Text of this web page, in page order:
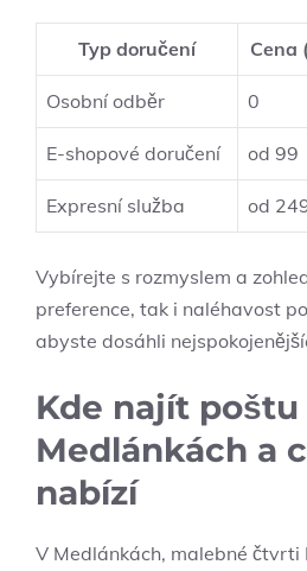
Typ doručení Cena
Osobní odběr 0
E-shopové doručení od 99
Expresní služba od
Vybírejte s rozmyslem a
preference, tak i naléhavost
abyste dosáhli
Kde najít poštu
Medlánkách a
nabízí
V Medlánkách, malebné čtvrti